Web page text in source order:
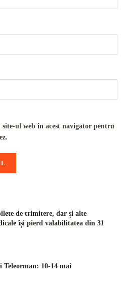
ul web în acest navigator pentru
de trimitere, dar și alte
își pierd valabilitatea din 31
Teleorman: 10-14 mai